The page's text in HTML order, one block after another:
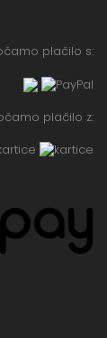
plačilo s:
plačilo z: